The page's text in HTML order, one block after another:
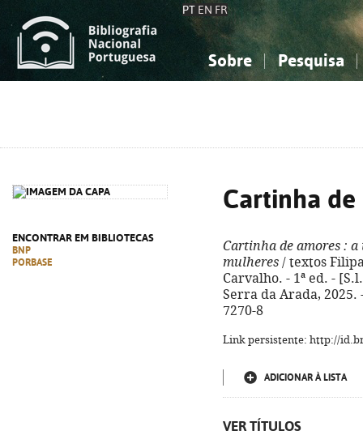
PT EN FR
Sobre Pesquisa
ENCONTRAR EM BIBLIOTECAS
BNP
PORBASE
Cartinha de
Cartinha de amores : a
mulheres / textos
Carvalho. - 1ª ed. -
Serra da Arada, 2025.
7270-8
Link persistente: http://
ADICIONAR À LISTA
VER TÍTULOS